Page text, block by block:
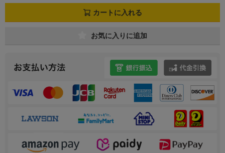
カートに入れる
お気に入りに追加